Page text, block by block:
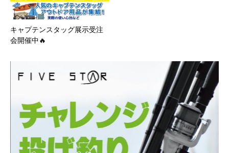
キャプテンスタッグ展示受注
会開催中🔥